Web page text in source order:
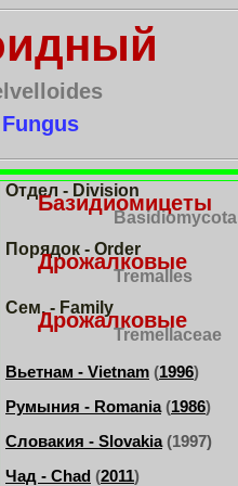
Отдел - Division
Базидиомицеты
Basidiomycota
Порядок - Order
Дрожалковые
Tremalles
Сем. - Family
Дрожалковые
Tremellaceae
Вьетнам - Vietnam (1996)
Румыния - Romania(1986)
Словакия - Slovakia(1997)
Чад - Chad (2011)